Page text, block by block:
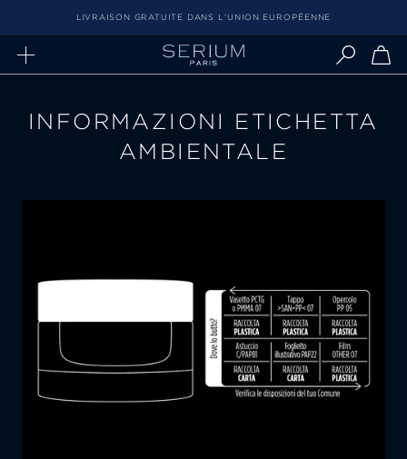
contenu
LIVRAISON GRATUITE DANS L'UNION EUROPÉENNE
INFORMAZIONI ETICHETTA
AMBIENTALE